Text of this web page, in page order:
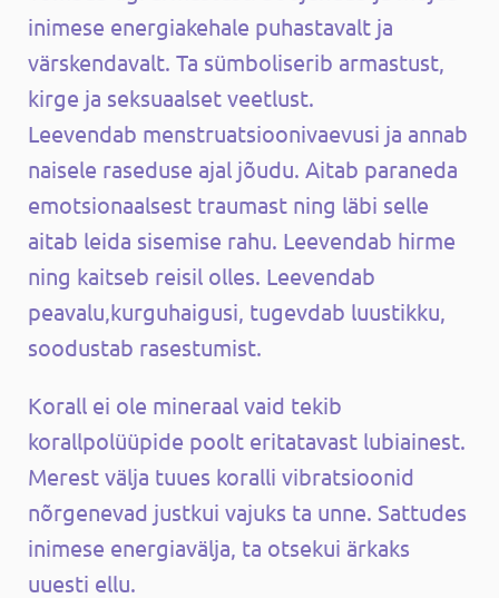
inimese energiakehale puhastavalt ja
värskendavalt. Ta sümboliserib armastust,
kirge ja seksuaalset veetlust.
Leevendab menstruatsioonivaevusi ja annab
naisele raseduse ajal jõudu. Aitab paraneda
emotsionaalsest traumast ning läbi selle
aitab leida sisemise rahu. Leevendab hirme
ning kaitseb reisil olles. Leevendab
peavalu,kurguhaigusi, tugevdab luustikku,
soodustab rasestumist.
Korall ei ole mineraal vaid tekib
korallpolüüpide poolt eritatavast lubiainest.
Merest välja tuues koralli vibratsioonid
nõrgenevad justkui vajuks ta unne. Sattudes
inimese energiavälja, ta otsekui ärkaks
uuesti ellu.